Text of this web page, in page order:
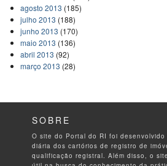
agosto 2013 (185)
julho 2013 (188)
junho 2013 (170)
maio 2013 (136)
abril 2013 (92)
março 2013 (28)
SOBRE
O site do Portal do RI foi
diária dos cartórios de registro de
qualificação registral. Além disso, o